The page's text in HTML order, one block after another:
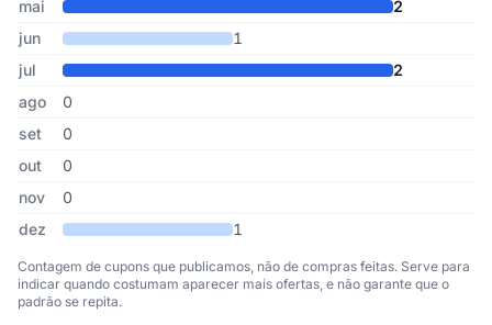
mai
2
jun
1
jul
2
ago
0
set
0
out
0
nov
0
dez
1
Contagem de cupons que publicamos, não de compras feitas. Serve para
indicar quando costumam aparecer mais ofertas, e não garante que o
padrão se repita.